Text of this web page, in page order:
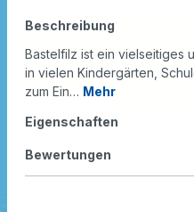
Beschreibung
Bastelfilz ist ein vielseitiges
in vielen Kindergärten,
zum Ein… Mehr
Eigenschaften
Bewertungen